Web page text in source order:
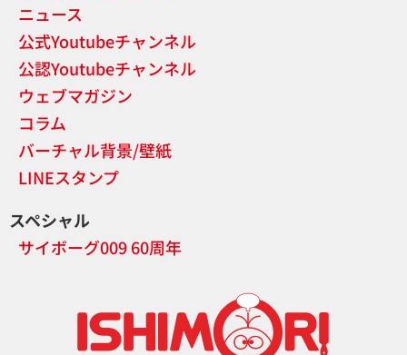
ニュース
公式Youtubeチャンネル
公認Youtubeチャンネル
ウェブマガジン
コラム
バーチャル背景/壁紙
LINEスタンプ
スペシャル
サイボーグ009 60周年